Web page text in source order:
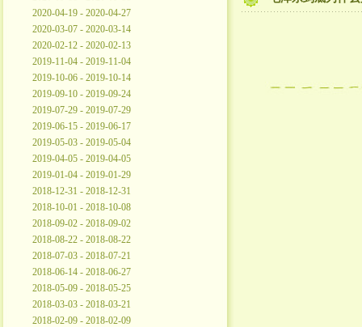
2020-04-19 - 2020-04-27
2020-03-07 - 2020-03-14
2020-02-12 - 2020-02-13
2019-11-04 - 2019-11-04
2019-10-06 - 2019-10-14
2019-09-10 - 2019-09-24
2019-07-29 - 2019-07-29
2019-06-15 - 2019-06-17
2019-05-03 - 2019-05-04
2019-04-05 - 2019-04-05
2019-01-04 - 2019-01-29
2018-12-31 - 2018-12-31
2018-10-01 - 2018-10-08
2018-09-02 - 2018-09-02
2018-08-22 - 2018-08-22
2018-07-03 - 2018-07-21
2018-06-14 - 2018-06-27
2018-05-09 - 2018-05-25
2018-03-03 - 2018-03-21
2018-02-09 - 2018-02-09